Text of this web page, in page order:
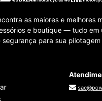
as maiores e melhores
e boutique — tudo em
para sua